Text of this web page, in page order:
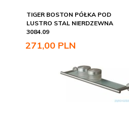
TIGER BOSTON PÓŁKA POD
LUSTRO STAL NIERDZEWNA
3084.09
271,00 PLN